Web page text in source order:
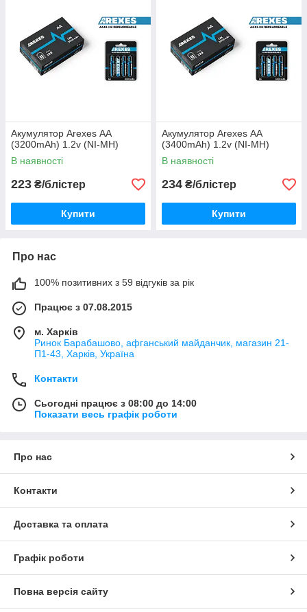
Акумулятор Arexes АА
(3200mAh) 1.2v (NI-MH)
В наявності
223 ₴/блістер
Купити
Акумулятор Arexes АА
(3400mAh) 1.2v (NI-MH)
В наявності
234 ₴/блістер
Купити
Про нас
100% позитивних з 59 відгуків за рік
Працює з 07.08.2015
м. Харків
Ринок Барабашово, афганський майданчик, магазин 21-
П1-43, Харків, Україна
Контакти
Сьогодні працює з 08:00 до 14:00
Показати весь графік роботи
Про нас
Контакти
Доставка та оплата
Графік роботи
Повна версія сайту